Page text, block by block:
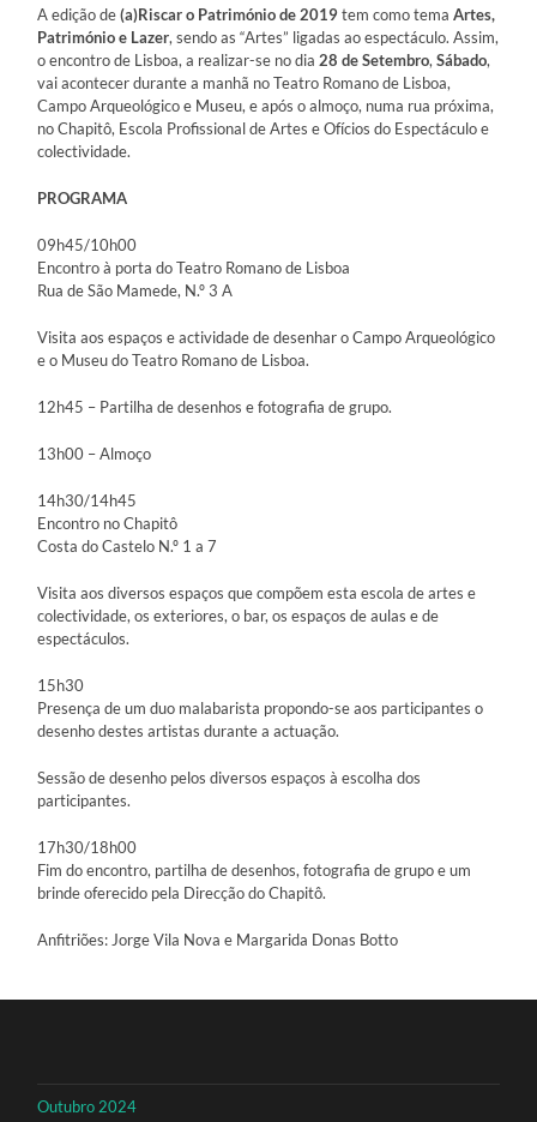
A edição de(a)Riscar o Património de 2019tem como temaArtes,
Património e Lazer, sendo as “Artes” ligadas ao espectáculo. Assim,
o encontro de Lisboa, a realizar-se no dia28 de Setembro,Sábado,
vai acontecer durante a manhã no Teatro Romano de Lisboa,
Campo Arqueológico e Museu, e após o almoço, numa rua próxima,
no Chapitô, Escola Profissional de Artes e Ofícios do Espectáculo e
colectividade.
PROGRAMA
09h45/10h00
Encontro à porta do Teatro Romano de Lisboa
Rua de São Mamede, N.º 3 A
Visita aos espaços e actividade de desenhar o Campo Arqueológico
e o Museu do Teatro Romano de Lisboa.
12h45 – Partilha de desenhos e fotografia de grupo.
13h00 – Almoço
14h30/14h45
Encontro no Chapitô
Costa do Castelo N.º 1 a 7
Visita aos diversos espaços que compõem esta escola de artes e
colectividade, os exteriores, o bar, os espaços de aulas e de
espectáculos.
15h30
Presença de um duo malabarista propondo-se aos participantes o
desenho destes artistas durante a actuação.
Sessão de desenho pelos diversos espaços à escolha dos
participantes.
17h30/18h00
Fim do encontro, partilha de desenhos, fotografia de grupo e um
brinde oferecido pela Direcção do Chapitô.
Anfitriões: Jorge Vila Nova e Margarida Donas Botto
Outubro 2024